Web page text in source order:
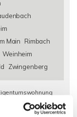
Main
Rimbach
Weinheim
Zwingenberg
Wohnungen